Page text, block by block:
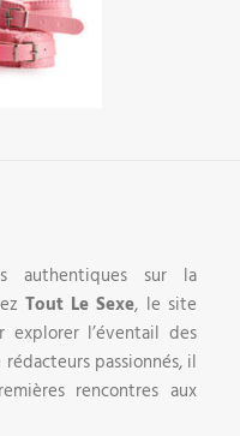
authentiques sur la
Tout Le Sexe, le site
l’éventail des
passionnés, il
rencontres aux